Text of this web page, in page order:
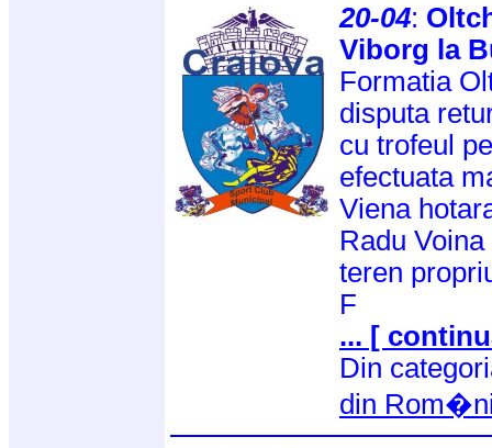
20-04:
Viborg la
Formatia
disputa
cu trofeul
efectuata
Viena
Radu
teren
F
... [
Din
din